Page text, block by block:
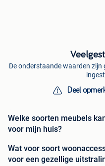
De onderstaande waarden zijn
Deel
Welke soorten meubels
voor mijn huis?
Wat voor soort
voor een gezellige